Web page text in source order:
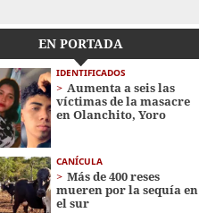
EN PORTADA
IDENTIFICADOS
Aumenta a seis las
víctimas de la masacre
en Olanchito, Yoro
CANÍCULA
Más de 400 reses
mueren por la sequía en
el sur